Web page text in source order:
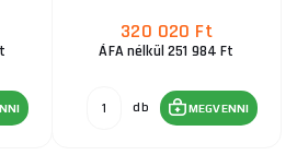
320 020 Ft
ÁFA nélkül 251 984 Ft
db MEGVENNI